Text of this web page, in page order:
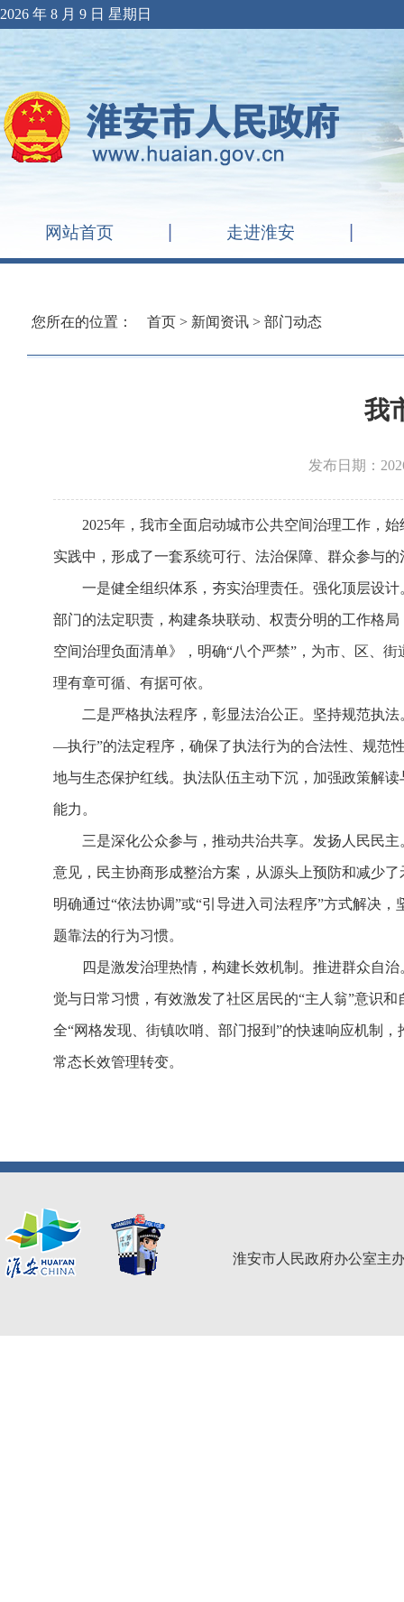
2026 年 8 月 9 日 星期日
网站首页 走进淮安
您所在的位置： 首页 > 新闻资讯 > 部门动态
我
发布日期：
2025年，我市全面启动城市公共空间治理工作，
实践中，形成了一套系统可行、法治保障、群众参与的
一是健全组织体系，夯实治理责任。强化顶层设
部门的法定职责，构建条块联动、权责分明的工作格
空间治理负面清单》，明确“八个严禁”，为市、区、
理有章可循、有据可依。
二是严格执法程序，彰显法治公正。坚持规范执
—执行”的法定程序，确保了执法行为的合法性、规范
地与生态保护红线。执法队伍主动下沉，加强政策解
能力。
三是深化公众参与，推动共治共享。发扬人民民
意见，民主协商形成整治方案，从源头上预防和减少
明确通过“依法协调”或“引导进入司法程序”方式解决
题靠法的行为习惯。
四是激发治理热情，构建长效机制。推进群众自
觉与日常习惯，有效激发了社区居民的“主人翁”意识
全“网格发现、街镇吹哨、部门报到”的快速响应机制
常态长效管理转变。
淮安市人民政府办公室主